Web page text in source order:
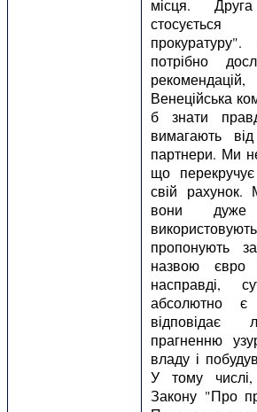
місця.
потрібно
Венеційська
б знати
вимагають
партнери. Ми
що
свій
вони дуже
пропонують
назвою євро
насправді,
абсолютно є
відповідає
прагненню
владу і
У тому
Закону "Про